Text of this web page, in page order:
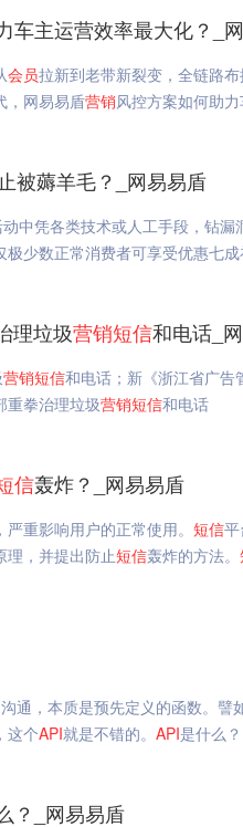
车主运营效率最大化？_
会员拉新到老带新裂变，全链路
，网易易盾营销风控方案如何助
被薅羊毛？_网易易盾
中凭各类技术或人工手段，钻漏
少数正常消费者可享受优惠七
理垃圾营销短信和电话_
营销短信和电话；新《浙江省广告
重拳治理垃圾营销短信和电话
信轰炸？_网易易盾
重影响用户的正常使用。 短信平
理，并提出防止短信轰炸的方法。
通，本质是预先定义的函数。譬
这个API就是不错的。 API是什么？
？_网易易盾